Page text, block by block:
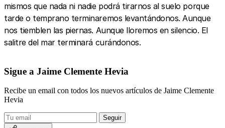
mismos que nada ni nadie podrá tirarnos al suelo porque
tarde o temprano terminaremos levantándonos. Aunque
nos tiemblen las piernas. Aunque lloremos en silencio. El
salitre del mar terminará curándonos.
Sigue a Jaime Clemente Hevia
Recibe un email con todos los nuevos artículos de Jaime Clemente
Hevia